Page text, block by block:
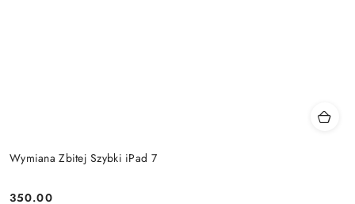
Wymiana Zbitej Szybki iPad 7
350.00